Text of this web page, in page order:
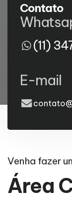
Contato
(11)
E-mail
Venha fazer
Área